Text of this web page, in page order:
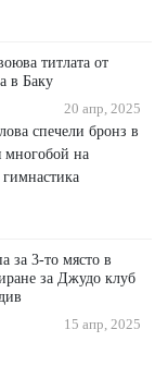
титлата от
в Баку
20 апр, 2025
спечели бронз в
многобой на
гимнастика
за 3-то място в
за Джудо клуб
15 апр, 2025